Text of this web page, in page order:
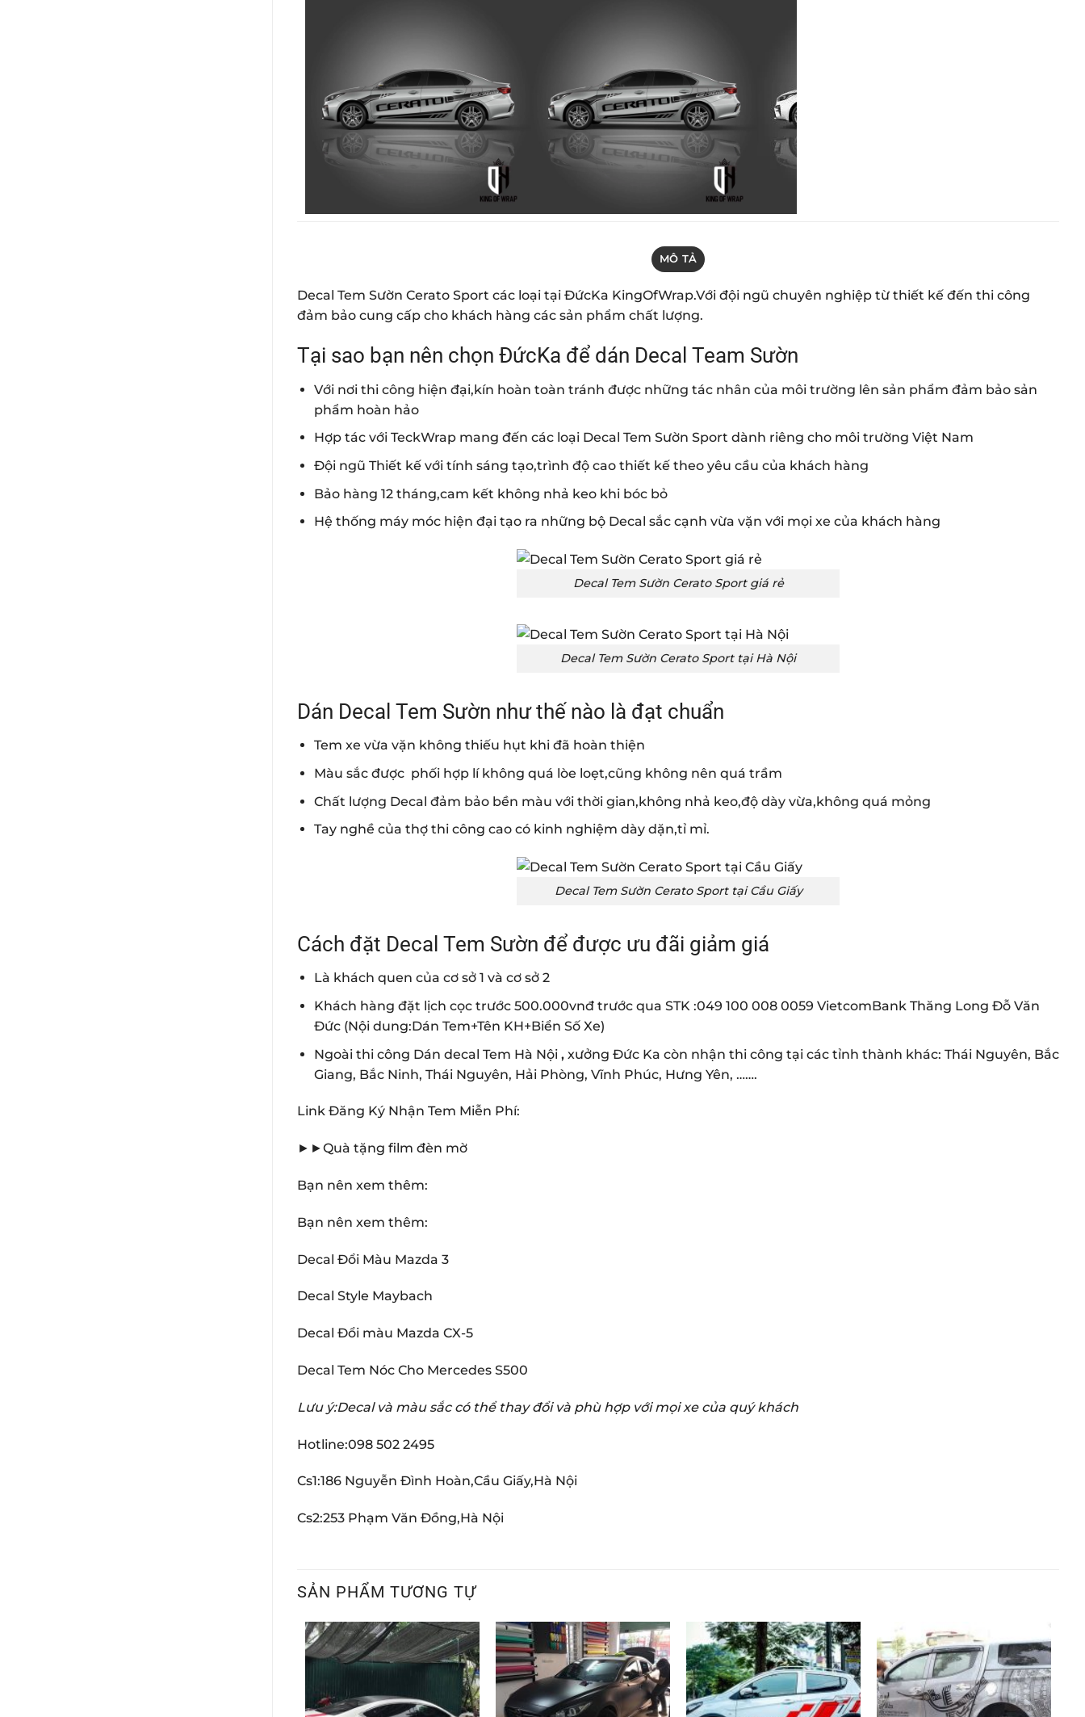
MÔ TẢ
Decal Tem Sườn Cerato Sport các loại tại ĐứcKa KingOfWrap.Với đội ngũ chuyên nghiệp từ thiết kế đến thi công
đảm bảo cung cấp cho khách hàng các sản phẩm chất lượng.
Tại sao bạn nên chọn ĐứcKa để dán Decal Team Sườn
Với nơi thi công hiện đại,kín hoàn toàn tránh được những tác nhân của môi trường lên sản phẩm đảm bảo sản
phẩm hoàn hảo
Hợp tác với TeckWrap mang đến các loại Decal Tem Sườn Sport dành riêng cho môi trường Việt Nam
Đội ngũ Thiết kế với tính sáng tạo,trình độ cao thiết kế theo yêu cầu của khách hàng
Bảo hàng 12 tháng,cam kết không nhả keo khi bóc bỏ
Hệ thống máy móc hiện đại tạo ra những bộ Decal sắc cạnh vừa vặn với mọi xe của khách hàng
Decal Tem Sườn Cerato Sport giá rẻ
Decal Tem Sườn Cerato Sport tại Hà Nội
Dán Decal Tem Sườn như thế nào là đạt chuẩn
Tem xe vừa vặn không thiếu hụt khi đã hoàn thiện
Màu sắc được phối hợp lí không quá lòe loẹt,cũng không nên quá trầm
Chất lượng Decal đảm bảo bền màu với thời gian,không nhả keo,độ dày vừa,không quá mỏng
Tay nghề của thợ thi công cao có kinh nghiệm dày dặn,tỉ mỉ.
Decal Tem Sườn Cerato Sport tại Cầu Giấy
Cách đặt Decal Tem Sườn để được ưu đãi giảm giá
Là khách quen của cơ sở 1 và cơ sở 2
Khách hàng đặt lịch cọc trước 500.000vnđ trước qua STK :049 100 008 0059 VietcomBank Thăng Long Đỗ Văn
Đức (Nội dung:Dán Tem+Tên KH+Biển Số Xe)
Ngoài thi công Dán decal Tem Hà Nội ,xưởng Đức Ka còn nhận thi công tại các tỉnh thành khác: Thái Nguyên, Bắc
Giang, Bắc Ninh, Thái Nguyên, Hải Phòng, Vĩnh Phúc, Hưng Yên, …….
Link Đăng Ký Nhận Tem Miễn Phí:
►►Quà tặng film đèn mờ
Bạn nên xem thêm:
Bạn nên xem thêm:
Decal Đổi Màu Mazda 3
Decal Style Maybach
Decal Đổi màu Mazda CX-5
Decal Tem Nóc Cho Mercedes S500
Lưu ý:Decal và màu sắc có thể thay đổi và phù hợp với mọi xe của quý khách
Hotline:098 502 2495
Cs1:186 Nguyễn Đình Hoàn,Cầu Giấy,Hà Nội
Cs2:253 Phạm Văn Đồng,Hà Nội
SẢN PHẨM TƯƠNG TỰ